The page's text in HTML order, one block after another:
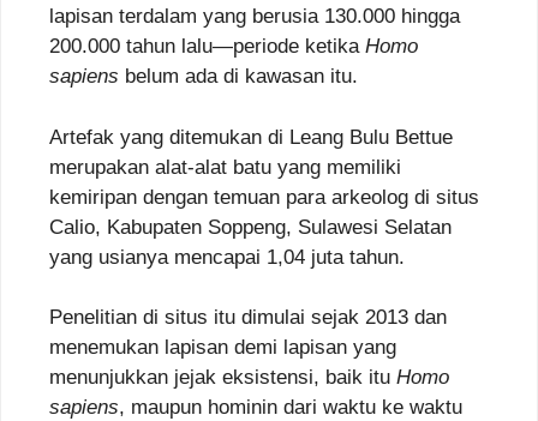
lapisan terdalam yang berusia 130.000 hingga
200.000 tahun lalu—periode ketika Homo
sapiens belum ada di kawasan itu.
Artefak yang ditemukan di Leang Bulu Bettue
merupakan alat-alat batu yang memiliki
kemiripan dengan temuan para arkeolog di situs
Calio, Kabupaten Soppeng, Sulawesi Selatan
yang usianya mencapai 1,04 juta tahun.
Penelitian di situs itu dimulai sejak 2013 dan
menemukan lapisan demi lapisan yang
menunjukkan jejak eksistensi, baik itu Homo
sapiens, maupun hominin dari waktu ke waktu